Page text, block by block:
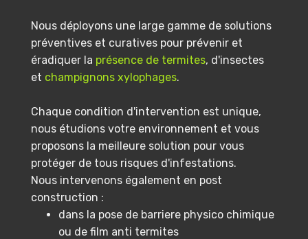
Nous déployons une large gamme de solutions
préventives et curatives pour prévenir et
éradiquer la présence de termites, d'insectes
et champignons xylophages.
Chaque condition d'intervention est unique,
nous étudions votre environnement et vous
proposons la meilleure solution pour vous
protéger de tous risques d'infestations.
Nous intervenons également en post
construction :
dans la pose de barriere physico chimique
ou de film anti termites